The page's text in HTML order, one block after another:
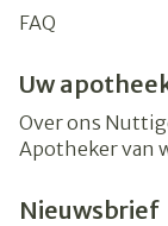
FAQ
Uw
Over ons
Apotheker van
Nieuwsbrief